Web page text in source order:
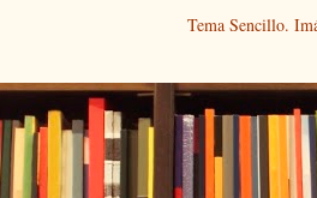
Tema Sencillo.